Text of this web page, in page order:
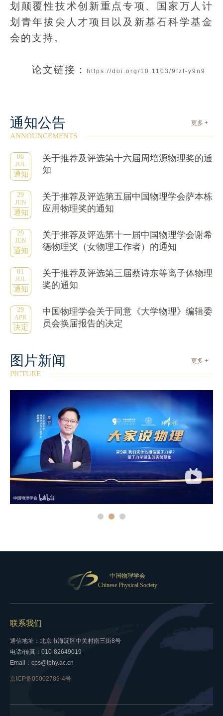
划颠覆性技术创新重点专项、国家万人计
划青年拔尖人才项目以及新基石科学基金
会的支持。
论文链接： https://doi.org/10.1103/9fzf-y9n9
通知公告 更多 +
ANNOUNCEMENTS
06
JUL
通知
关于推荐及评选第十六届周培源物理奖的通
知
29
JUN
通知
关于推荐及评选第五届中国物理学会萨本栋
应用物理奖的通知
29
JUN
通知
关于推荐及评选第十一届中国物理学会谢希
德物理奖（女物理工作者）的通知
01
JUL
通知
关于推荐及评选第三届蔡诗东等离子体物理
奖的通知
29
APR
决定
中国物理学会关于同意《大学物理》编辑委
员会换届报告的决定
更多 +
图片新闻
PICTURE
中国物理学会
Chinese Physical Society
联系我们
通信地址：北京市海淀区中关村南三街8号
电话/传真：010-82649019
Email：cps@iphy.ac.cn
京ICP备05002789-4号